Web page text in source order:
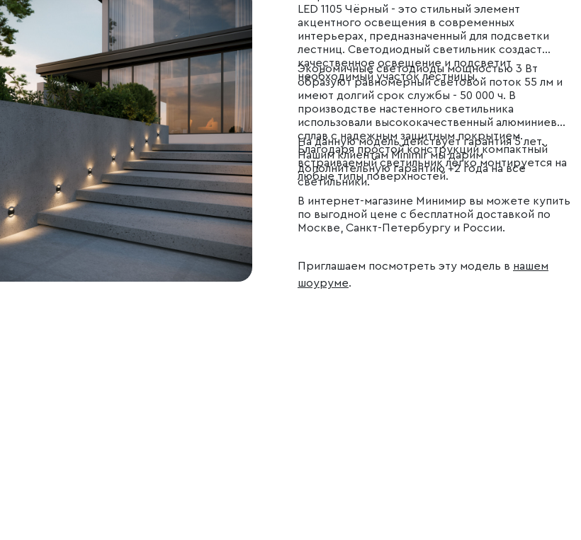
LED 1105 Чёрный - это стильный элемент
акцентного освещения в современных
интерьерах, предназначенный для подсветки
лестниц. Светодиодный светильник создаст
качественное освещение и подсветит
необходимый участок лестницы.
Экономичные светодиоды мощностью 3 Вт
образуют равномерный световой поток 55 лм и
имеют долгий срок службы - 50 000 ч. В
производстве настенного светильника
использовали высококачественный алюминиевый
сплав с надежным защитным покрытием.
Благодаря простой конструкции компактный
встраиваемый светильник легко монтируется на
любые типы поверхностей.
На данную модель действует гарантия 5 лет.
Нашим клиентам Minimir мы дарим
дополнительную гарантию +2 года на все
светильники.
В интернет-магазине Минимир вы можете купить
по выгодной цене с бесплатной доставкой по
Москве, Санкт-Петербургу и России.
Приглашаем посмотреть эту модель в нашем
шоуруме.